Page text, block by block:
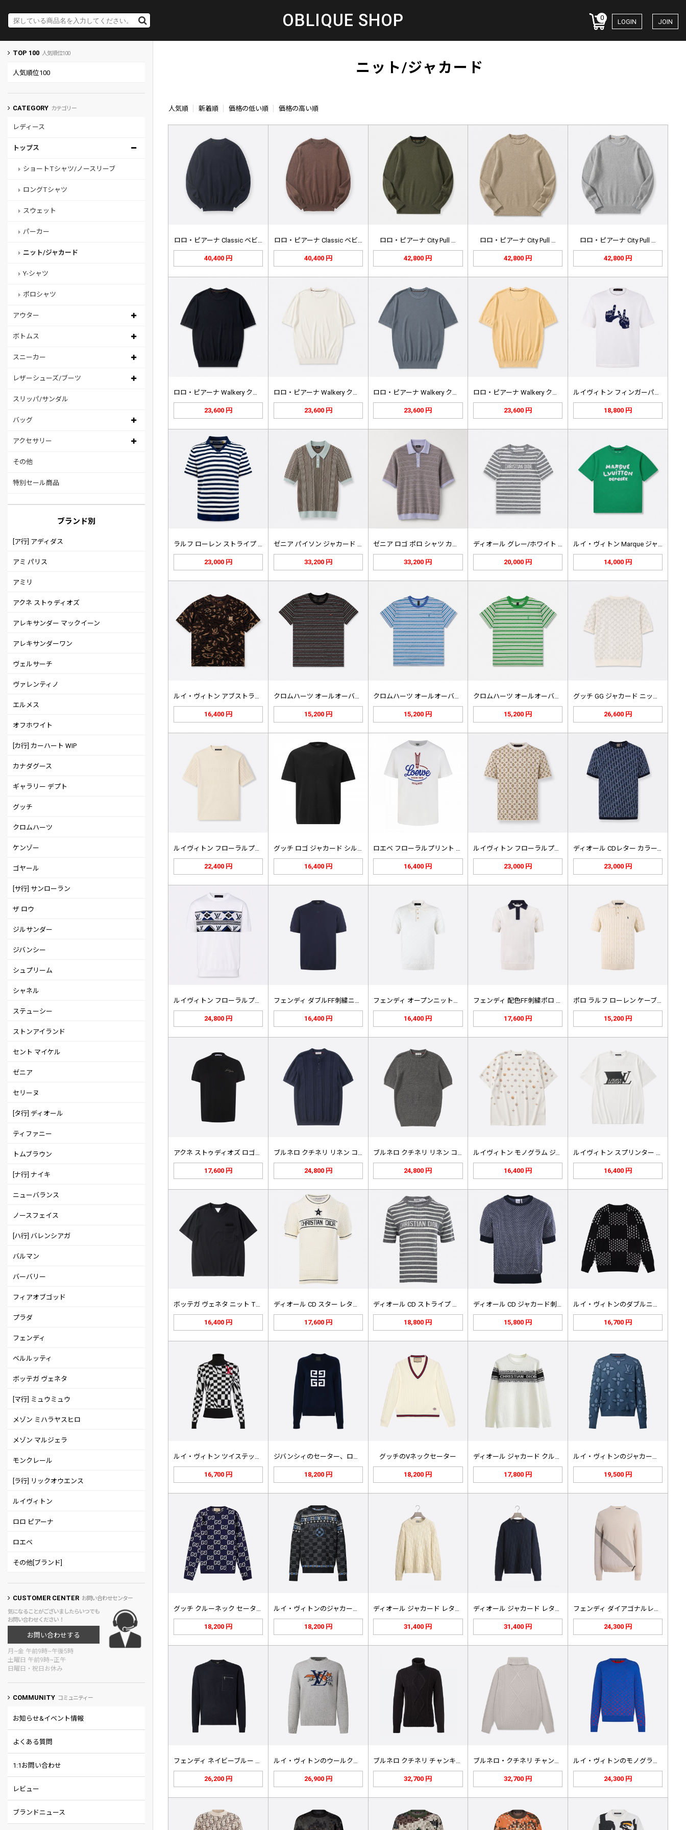
OBLIQUE SHOP 0
LOGIN JOIN
TOP 100 人気順位100
人気順位100
CATEGORY カテゴリー
レディース
トップス
ショートTシャツ/ノースリーブ
ロングTシャツ
スウェット
パーカー
ニット/ジャカード
Y-シャツ
ポロシャツ
アウター
ボトムス
スニーカー
レザーシューズ/ブーツ
スリッパ/サンダル
バッグ
アクセサリー
その他
特別セール商品
ブランド別
[ア行] アディダス
アミ パリス
アミリ
アクネ ストゥディオズ
アレキサンダー マックイーン
アレキサンダーワン
ヴェルサーチ
ヴァレンティノ
エルメス
オフホワイト
[カ行] カーハート WIP
カナダグース
ギャラリー デプト
グッチ
クロムハーツ
ケンゾー
ゴヤール
[サ行] サンローラン
ザ ロウ
ジルサンダー
ジバンシー
シュプリーム
シャネル
ステューシー
ストンアイランド
セント マイケル
ゼニア
セリーヌ
[タ行] ディオール
ティファニー
トムブラウン
[ナ行] ナイキ
ニューバランス
ノースフェイス
[ハ行] バレンシアガ
バルマン
バーバリー
フィアオブゴッド
プラダ
フェンディ
ベルルッティ
ボッテガ ヴェネタ
[マ行] ミュウミュウ
メゾン ミハラヤスヒロ
メゾン マルジェラ
モンクレール
[ラ行] リックオウエンス
ルイヴィトン
ロロ ピアーナ
ロエベ
その他[ブランド]
CUSTOMER CENTER お問い合わせセンター
気になることがございましたらいつでも
お問い合わせください！
お問い合わせする
月~金 午前9時~午後5時
土曜日 午前9時~正午
日曜日・祝日お休み
COMMUNITY コミュニティー
お知らせ&イベント情報
よくある質問
1:1お問い合わせ
レビュー
ブランドニュース
ニット/ジャカード
人気順 新着順 価格の低い順 価格の高い順
ロロ・ピアーナ Classic ベビ…
40,400 円
ロロ・ピアーナ Classic ベビ…
40,400 円
ロロ・ピアーナ City Pull …
42,800 円
ロロ・ピアーナ City Pull …
42,800 円
ロロ・ピアーナ City Pull …
42,800 円
23,600 円 23,600 円 23,600 円 23,600 円 18,800 円
ラルフ ローレン ストライプ ケーブ…
23,000 円
ゼニア パイソン ジャカード ニット…
33,200 円
ゼニア ロゴ ポロ シャツ カーキ/…
33,200 円
ディオール グレー/ホワイト ストラ…
20,000 円
ルイ・ヴィトン Marque ジャカ…
14,000 円
ルイ・ヴィトン アブストラクトラップ…
16,400 円
クロムハーツ オールオーバークロス …
15,200 円
クロムハーツ オールオーバークロス …
15,200 円
クロムハーツ オールオーバークロス …
15,200 円
グッチ GG ジャカード ニットトッ…
26,600 円
ルイヴィトン フローラルプリント ロ…
22,400 円 16,400 円 16,400 円 23,000 円
ディオール CDレター カラーブロッ…
23,000 円
ルイヴィトン フローラルプリント ス…
24,800 円 16,400 円 16,400 円 17,600 円
ポロ ラルフ ローレン ケーブルニッ…
15,200 円
17,600 円 24,800 円 24,800 円 16,400 円 16,400 円
ボッテガ ヴェネタ ニット Tシャツ
16,400 円
ディオール CD スター レター オ…
17,600 円
ディオール CD ストライプ リネン…
18,800 円
ディオール CD ジャカード刺繍 ニ…
15,800 円
ルイ・ヴィトンのダブルニットジャカー…
16,700 円
ルイ・ヴィトン ツイステッド ブラッ…
16,700 円
ジバンシィのセーター、ロイヤルブルー
18,200 円
グッチのVネックセーター
18,200 円
ディオール ジャカード クルーネック…
17,800 円
ルイ・ヴィトンのジャカードクルーネッ…
19,500 円
18,200 円 18,200 円 31,400 円 31,400 円 24,300 円
26,200 円 26,900 円 32,700 円 32,700 円 24,300 円